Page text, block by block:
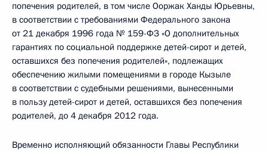
попечения родителей, в том числе Ооржак Ханды Юрьевны,
в соответствии с требованиями Федерального закона
от 21 декабря 1996 года № 159-ФЗ «О дополнительных
гарантиях по социальной поддержке детей-сирот и детей,
оставшихся без попечения родителей», подлежащих
обеспечению жилыми помещениями в городе Кызыле
в соответствии с судебными решениями, вынесенными
в пользу детей-сирот и детей, оставшихся без попечения
родителей, до 4 декабря 2012 года.
Временно исполняющий обязанности Главы Республики